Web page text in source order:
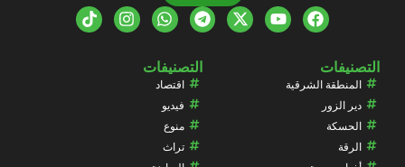
التصنيفات
المنطقة الشرقية
دير الزور
الحسكة
الرقة
التصنيفات
اقتصاد
فيديو
منوع
تراث